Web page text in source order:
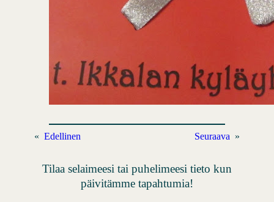
« Edellinen Seuraava »
Tilaa selaimeesi tai puhelimeesi tieto kun
päivitämme tapahtumia!